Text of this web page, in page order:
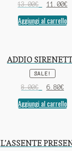
13.00€ 11.00€
Aggiungi al carrello
ADDIO
SALE!
8.00€ 6.80€
Aggiungi al carrello
L’ASSENTE